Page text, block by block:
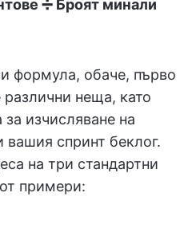
➗ Броят минали
формула, обаче, първо
неща, като
изчисляване на
вашия спринт беклог.
на три стандартни
примери: